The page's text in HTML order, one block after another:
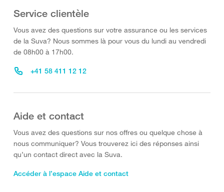
Service clientèle
Vous avez des questions sur votre assurance ou les services
de la Suva? Nous sommes là pour vous du lundi au vendredi
de 08h00 à 17h00.
+41 58 411 12 12
Aide et contact
Vous avez des questions sur nos offres ou quelque chose à
nous communiquer? Vous trouverez ici des réponses ainsi
qu’un contact direct avec la Suva.
Accéder à l’espace Aide et contact